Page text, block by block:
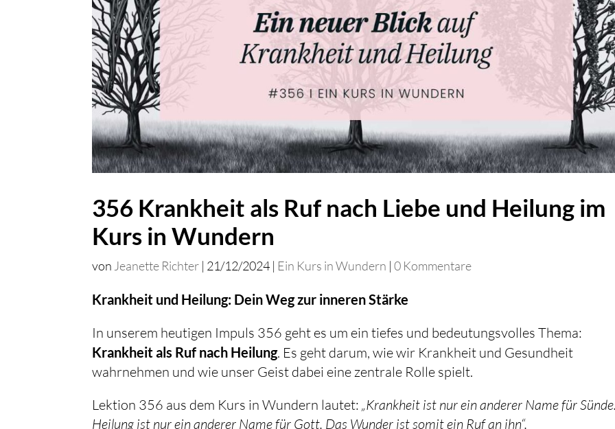
356 Krankheit als Ruf nach Liebe und Heilung im
Kurs in Wundern
von Jeanette Richter | 21/12/2024 | Ein Kurs in Wundern |0 Kommentare
Krankheit und Heilung: Dein Weg zur inneren Stärke
Krankheit als Ruf nach Heilung. Es geht darum, wie wir Krankheit und Gesundheit
wahrnehmen und wie unser Geist dabei eine zentrale Rolle spielt.
Lektion 356 aus dem Kurs in Wundern lautet:„Krankheit ist nur ein anderer Name für Sünde.
Heilung ist nur ein anderer Name für Gott. Das Wunder ist somit ein Ruf an ihn“.